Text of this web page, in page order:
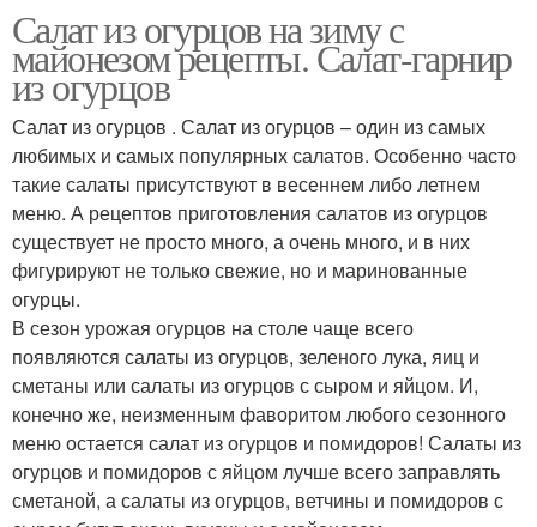
Салат из огурцов на зиму с
майонезом рецепты. Салат-гарнир
из огурцов
Салат из огурцов . Салат из огурцов – один из самых
любимых и самых популярных салатов. Особенно часто
такие салаты присутствуют в весеннем либо летнем
меню. А рецептов приготовления салатов из огурцов
существует не просто много, а очень много, и в них
фигурируют не только свежие, но и маринованные
огурцы.
В сезон урожая огурцов на столе чаще всего
появляются салаты из огурцов, зеленого лука, яиц и
сметаны или салаты из огурцов с сыром и яйцом. И,
конечно же, неизменным фаворитом любого сезонного
меню остается салат из огурцов и помидоров! Салаты из
огурцов и помидоров с яйцом лучше всего заправлять
сметаной, а салаты из огурцов, ветчины и помидоров с